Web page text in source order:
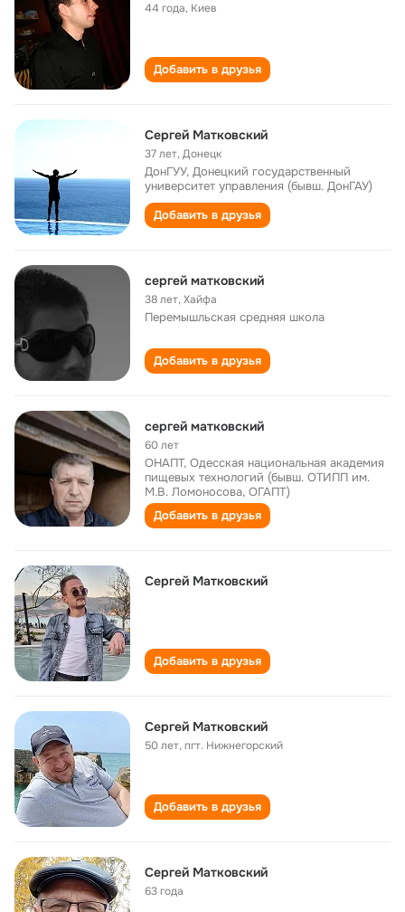
44 года, Киев
Добавить в друзья
Сергей Матковский
37 лет,Донецк
ДонГУУ, Донецкий государственный
университет управления (бывш. ДонГАУ)
Добавить в друзья
сергей матковский
38 лет,Хайфа
Перемышльская cредняя школа
Добавить в друзья
сергей матковский
60 лет
ОНАПТ, Одесская национальная академия
пищевых технологий (бывш. ОТИПП им.
М.В. Ломоносова, ОГАПТ)
Добавить в друзья
Сергей Матковский
Добавить в друзья
Сергей Матковский
50 лет,пгт. Нижнегорский
Добавить в друзья
Сергей Матковский
63 года